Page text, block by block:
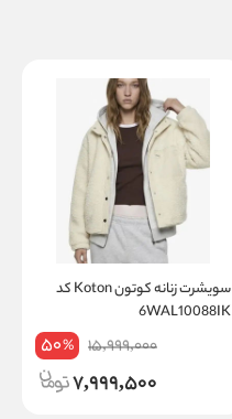
سویشرت زنانه کوتون Koton کد
6WAL10088IK
15,999,000
50%
7,999,500